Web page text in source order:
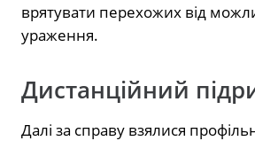
врятувати перехожих від
ураження.
Дистанційний
Далі за справу взялися